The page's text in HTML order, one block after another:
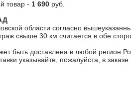
товар - 1 690 руб.
области согласно
свыше 30 км считается в обе
быть доставлена в любой регион
указывайте, пожалуйста, в